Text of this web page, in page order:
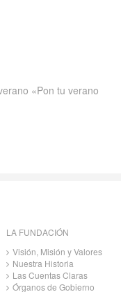
«Pon tu verano
LA FUNDACIÓN
Visión, Misión y Valores
Nuestra Historia
Las Cuentas Claras
Órganos de Gobierno